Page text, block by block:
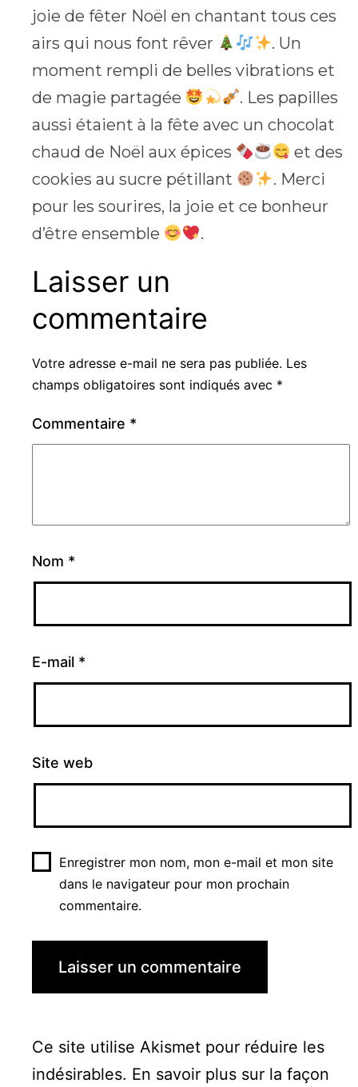
joie de fêter Noël en chantant tous ces
airs qui nous font rêver
. Un
moment rempli de belles vibrations et
de magie partagée
. Les papilles
aussi étaient à la fête avec un chocolat
chaud de Noël aux épices
et des
cookies au sucre pétillant
. Merci
pour les sourires, la joie et ce bonheur
d’être ensemble
.
Laisser un
commentaire
Votre adresse e-mail ne sera pas publiée. Les
champs obligatoires sont indiqués avec *
Commentaire *
Nom *
E-mail *
Site web
Enregistrer mon nom, mon e-mail et mon site
dans le navigateur pour mon prochain
commentaire.
Ce site utilise Akismet pour réduire les
indésirables. En savoir plus sur la façon